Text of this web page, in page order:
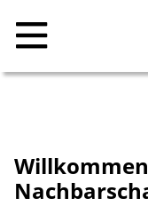
Raumnutzung